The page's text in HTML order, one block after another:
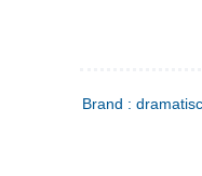
Brand :